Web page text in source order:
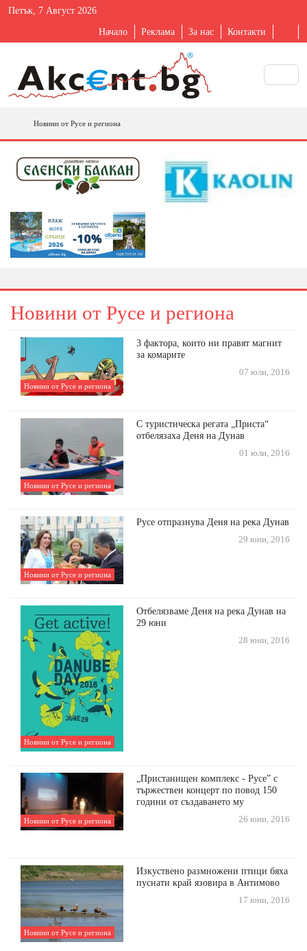
Петък, 7 Август 2026
Начало Реклама За нас Контакти
Новини от Русе и региона
Новини от Русе и региона
Новини от Русе и региона
3 фактора, които ни правят магнит
за комарите
07 юли, 2016
Новини от Русе и региона
С туристическа регата „Приста“
отбелязаха Деня на Дунав
01 юли, 2016
Новини от Русе и региона
Русе отпразнува Деня на река Дунав
29 юни, 2016
Новини от Русе и региона
Отбелязваме Деня на река Дунав на
29 юни
28 юни, 2016
Новини от Русе и региона
„Пристанищен комплекс - Русе” с
тържествен концерт по повод 150
години от създаването му
26 юни, 2016
Новини от Русе и региона
Изкуствено размножени птици бяха
пуснати край язовира в Антимово
17 юни, 2016